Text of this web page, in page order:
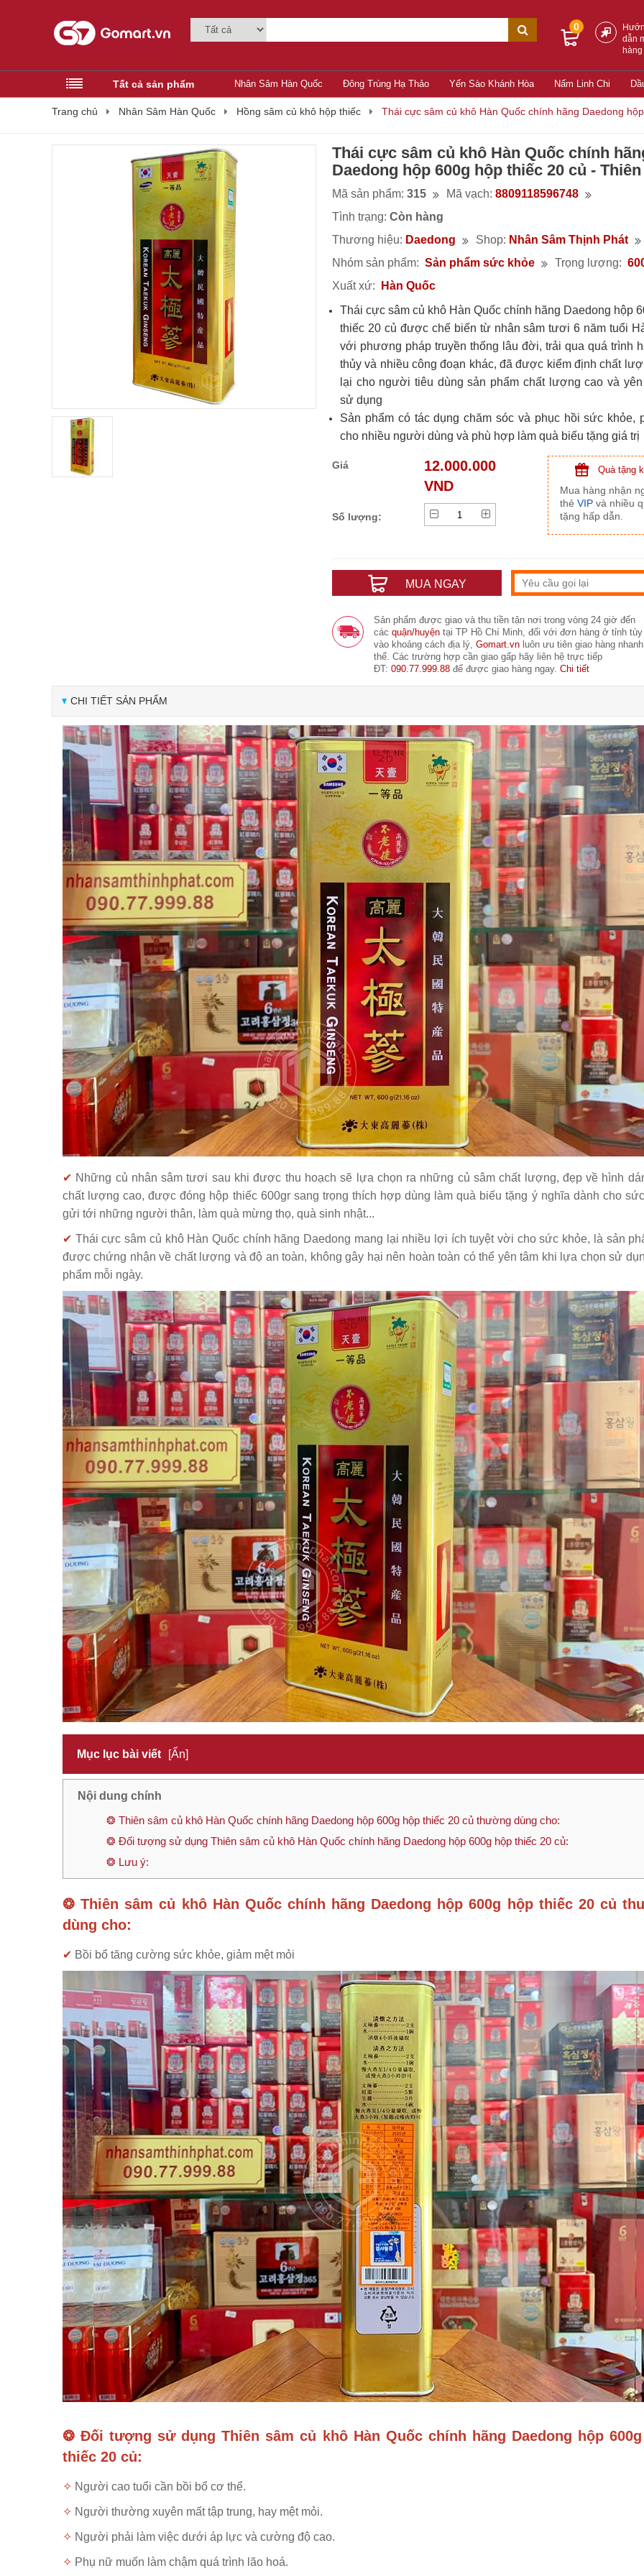
0
dẫn
hàng
Tất cả sản phẩm Nhân Sâm Hàn Quốc Đông Trùng Hạ Thảo Yến Sào Khánh Hòa Nấm Linh Chi
Trang chủ Nhân Sâm Hàn Quốc Hồng sâm củ khô hộp thiếc Thái cực sâm củ khô Hàn Quốc chính hãng Daedong
Thái cực sâm củ khô Hàn Quốc chính
Daedong hộp 600g hộp thiếc 20 củ -
Mã sản phẩm: 315 Mã vạch: 8809118596748
Tình trạng: Còn hàng
Thương hiệu: Daedong Shop: Nhân Sâm Thịnh Phát
Nhóm sản phẩm: Sản phẩm sức khỏe Trọng lượng:
Xuất xứ:
Hàn Quốc
Thái cực sâm củ khô Hàn Quốc chính hãng Daedong hộp
thiếc 20 củ được chế biến từ nhân sâm tươi 6 năm tuổi
với phương pháp truyền thống lâu đời, trải qua quá trình
thủy và nhiều công đoạn khác, đã được kiểm định chất
lại cho người tiêu dùngsản phẩm chất lượng cao và
sử dụng
Sản phẩm có tác dụng chăm sóc và phục hồi sức khỏe,
cho nhiều người dùng và phù hợp làm quà biếu tặng giá trị
Giá
12.000.000
VND
Số lượng:
Quà tặng
Mua hàng nhận
thẻ VIP và nhiều
tặng hấp dẫn.
MUA NGAY
Sản phẩm được giao và thu tiền tận nơi trong vòng 24 giờ đến
các quận/huyện tại TP Hồ Chí Minh, đối với đơn hàng ở tỉnh
vào khoảng cách địa lý, Gomart.vn luôn ưu tiên giao hàng
thể. Các trường hợp cần giao gấp hãy liên hệ trực tiếp
ĐT: 090.77.999.88 để được giao hàng ngay. Chi tiết
CHI TIẾT SẢN PHẨM
✔ Những củ nhân sâm tươi sau khi được thu hoạch sẽ lựa chọn ra những củ sâm chất lượng, đẹp về hình
chất lượng cao, được đóng hộp thiếc 600gr sang trọng thích hợp dùng làm quà biếu tặng ý nghĩa dành cho
gửi tới những người thân, làm quà mừng thọ, quà sinh nhật...
✔ Thái cực sâm củ khô Hàn Quốc chính hãng Daedong mang lại nhiều lợi ích tuyệt vời cho sức khỏe, là sản
được chứng nhận về chất lượng và độ an toàn, không gây hại nên hoàn toàn có thể yên tâm khi lựa chọn sử
phẩm mỗi ngày.
Mục lục bài viết [Ẩn]
Nội dung chính
❂ Thiên sâm củ khô Hàn Quốc chính hãng Daedong hộp 600g hộp thiếc 20 củ thường dùng cho:
❂ Đối tượng sử dụng Thiên sâm củ khô Hàn Quốc chính hãng Daedong hộp 600g hộp thiếc 20 củ:
❂ Lưu ý:
❂Thiên sâm củ khô Hàn Quốc chính hãng Daedong hộp 600g hộp thiếc 20 củ
dùng cho:
✔ Bồi bổ tăng cường sức khỏe, giảm mệt mỏi
❂ Đối tượng sử dụngThiên sâm củ khô Hàn Quốc chính hãng Daedong hộp
thiếc 20 củ:
✧ Người cao tuổi cần bồi bổ cơ thể.
✧ Người thường xuyên mất tập trung, hay mệt mỏi.
✧ Người phải làm việc dưới áp lực và cường độ cao.
✧ Phụ nữ muốn làm chậm quá trình lão hoá.